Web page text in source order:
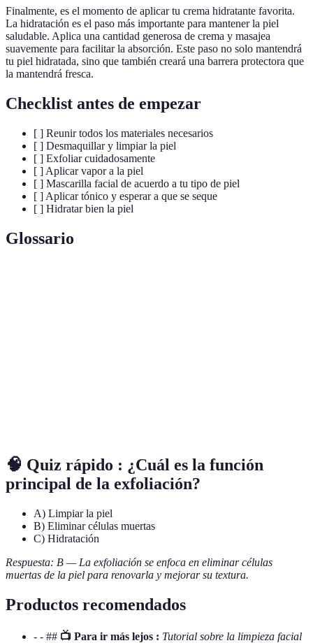
Finalmente, es el momento de aplicar tu crema hidratante favorita.
La hidratación es el paso más importante para mantener la piel
saludable. Aplica una cantidad generosa de crema y masajea
suavemente para facilitar la absorción. Este paso no solo mantendrá
tu piel hidratada, sino que también creará una barrera protectora que
la mantendrá fresca.
Checklist antes de empezar
[ ] Reunir todos los materiales necesarios
[ ] Desmaquillar y limpiar la piel
[ ] Exfoliar cuidadosamente
[ ] Aplicar vapor a la piel
[ ] Mascarilla facial de acuerdo a tu tipo de piel
[ ] Aplicar tónico y esperar a que se seque
[ ] Hidratar bien la piel
Glossario
🧠 Quiz rápido : ¿Cuál es la función
principal de la exfoliación?
A) Limpiar la piel
B) Eliminar células muertas
C) Hidratación
Respuesta: B — La exfoliación se enfoca en eliminar células
muertas de la piel para renovarla y mejorar su textura.
Productos recomendados
- - ## 📺 Para ir más lejos : Tutorial sobre la limpieza facial